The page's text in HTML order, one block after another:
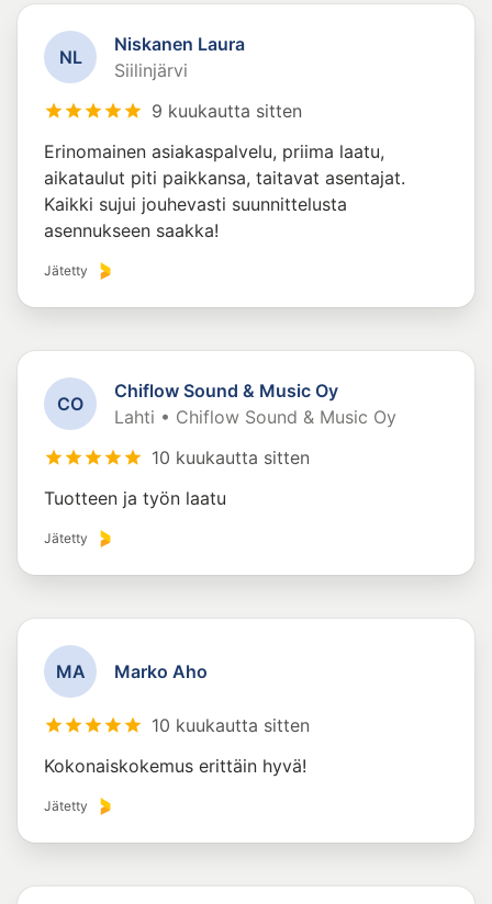
NL
Niskanen Laura
Siilinjärvi
9 kuukautta sitten
Erinomainen asiakaspalvelu, priima laatu,
aikataulut piti paikkansa, taitavat asentajat.
Kaikki sujui jouhevasti suunnittelusta
asennukseen saakka!
Jätetty
CO
Chiflow Sound & Music Oy
Lahti • Chiflow Sound & Music Oy
10 kuukautta sitten
Tuotteen ja työn laatu
Jätetty
MA Marko Aho
10 kuukautta sitten
Kokonaiskokemus erittäin hyvä!
Jätetty